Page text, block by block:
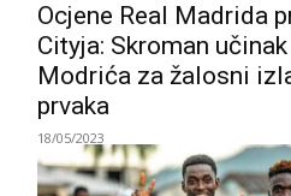
Ocjene Real Madrida
Cityja: Skroman
Modrića za žalosni
prvaka
18/05/2023